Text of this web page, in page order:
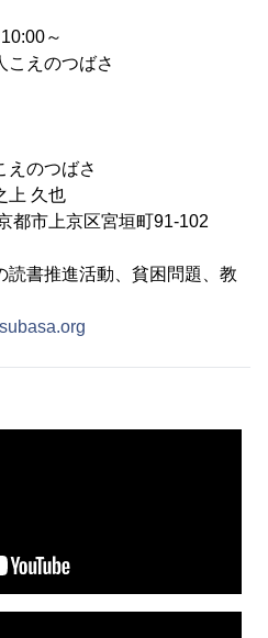
～
こえのつばさ
のつばさ
久也
市上京区宮垣町91-102
読書推進活動、貧困問題、教